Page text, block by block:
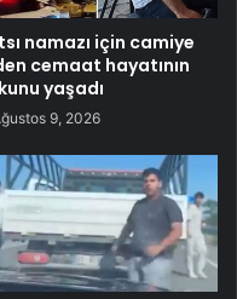
namazı için camiye
cemaat hayatının
yaşadı
9, 2026